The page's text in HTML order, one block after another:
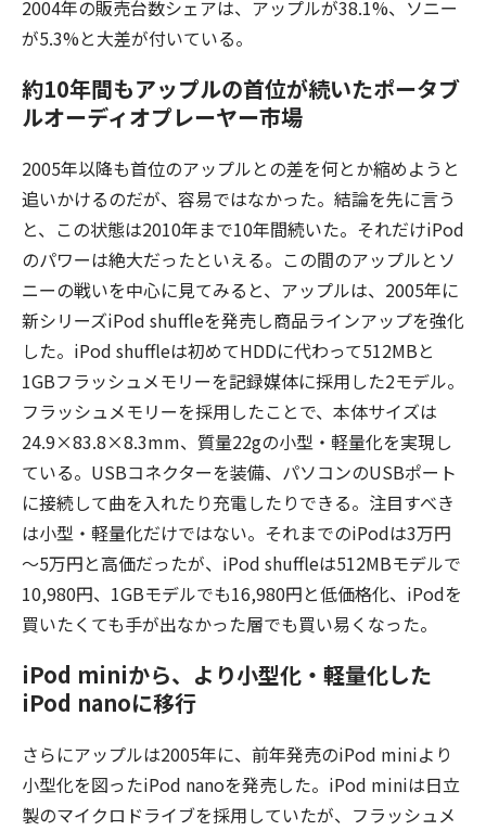
2004年の販売台数シェアは、アップルが38.1%、ソニー
が5.3%と大差が付いている。
約10年間もアップルの首位が続いたポータブ
ルオーディオプレーヤー市場
2005年以降も首位のアップルとの差を何とか縮めようと
追いかけるのだが、容易ではなかった。結論を先に言う
と、この状態は2010年まで10年間続いた。それだけiPod
のパワーは絶大だったといえる。この間のアップルとソ
ニーの戦いを中心に見てみると、アップルは、2005年に
新シリーズiPod shuffleを発売し商品ラインアップを強化
した。iPod shuffleは初めてHDDに代わって512MBと
1GBフラッシュメモリーを記録媒体に採用した2モデル。
フラッシュメモリーを採用したことで、本体サイズは
24.9×83.8×8.3mm、質量22gの小型・軽量化を実現し
ている。USBコネクターを装備、パソコンのUSBポート
に接続して曲を入れたり充電したりできる。注目すべき
は小型・軽量化だけではない。それまでのiPodは3万円
～5万円と高価だったが、iPod shuffleは512MBモデルで
10,980円、1GBモデルでも16,980円と低価格化、iPodを
買いたくても手が出なかった層でも買い易くなった。
iPod miniから、より小型化・軽量化した
iPod nanoに移行
さらにアップルは2005年に、前年発売のiPod miniより
小型化を図ったiPod nanoを発売した。iPod miniは日立
製のマイクロドライブを採用していたが、フラッシュメ